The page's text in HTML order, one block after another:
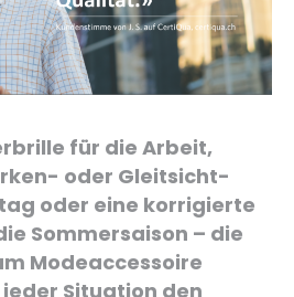
für die Arbeit,
oder Gleitsicht-
oder eine korrigierte
Sommersaison – die
Modeaccessoire
Situation den